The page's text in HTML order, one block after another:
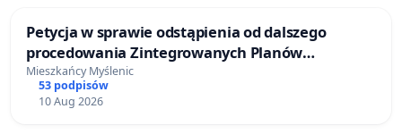
Petycja w sprawie odstąpienia od dalszego
procedowania Zintegrowanych Planów
Inwestycyjnych „Myślenice – Barnasiówka” oraz
„Myślenice – Bukówka”
Mieszkańcy Myślenic
53 podpisów
10 Aug 2026